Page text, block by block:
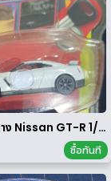
รถเหล็กล้อยาง Nissan GT-R 1/64
ซื้อทันที